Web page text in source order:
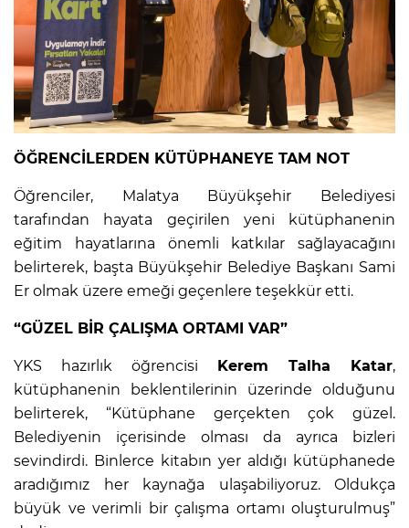
ÖĞRENCİLERDEN KÜTÜPHANEYE TAM NOT
Öğrenciler, Malatya Büyükşehir Belediyesi
tarafından hayata geçirilen yeni kütüphanenin
eğitim hayatlarına önemli katkılar sağlayacağını
belirterek, başta Büyükşehir Belediye Başkanı Sami
Er olmak üzere emeği geçenlere teşekkür etti.
“GÜZEL BİR ÇALIŞMA ORTAMI VAR”
YKS hazırlık öğrencisi Kerem Talha Katar,
kütüphanenin beklentilerinin üzerinde olduğunu
belirterek, “Kütüphane gerçekten çok güzel.
Belediyenin içerisinde olması da ayrıca bizleri
sevindirdi. Binlerce kitabın yer aldığı kütüphanede
aradığımız her kaynağa ulaşabiliyoruz. Oldukça
büyük ve verimli bir çalışma ortamı oluşturulmuş”